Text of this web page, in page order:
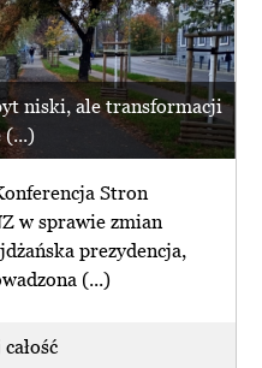
niski, ale transformacji
(...)
Stron
w sprawie zmian
prezydencja,
(...)